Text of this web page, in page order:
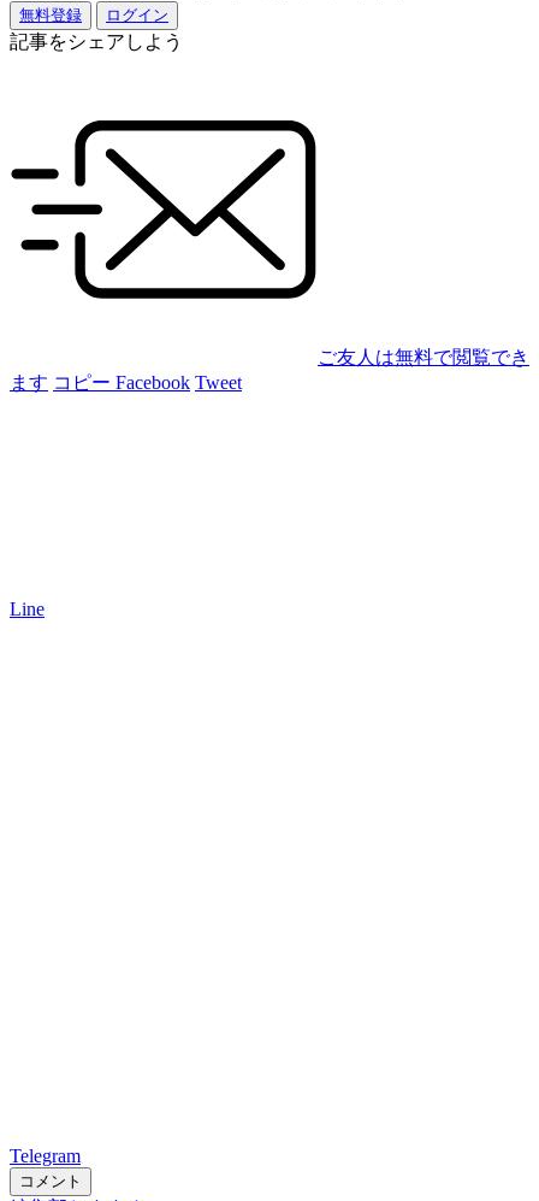
無料登録 ログイン
記事をシェアしよう
ご友人は無料で閲覧でき
ます コピー Facebook Tweet
Line
Telegram
コメント